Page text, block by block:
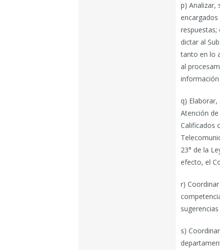
p) Analizar,
encargados
respuestas;
dictar al
tanto en lo
al
información
q)
Atención
Calificados
23° de la
efecto, el
r)
s)